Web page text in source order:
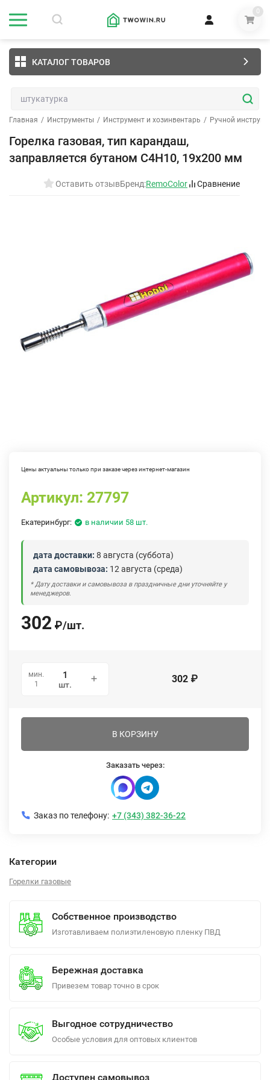
0
КАТАЛОГ ТОВАРОВ
Главная / Инструменты / Инструмент и хозинвентарь / Ручной
Горелка газовая, тип карандаш,
заправляется бутаном С4Н10, 19х200 мм
Оставить отзывБренд:RemoColor Сравнение
Цены актуальны только при заказе через интернет-магазин
Артикул: 27797
Екатеринбург: в наличии 58 шт.
дата доставки: 8 августа (суббота)
дата самовывоза: 12 августа (среда)
* Дату доставки и самовывоза в праздничные дни уточняйте у
менеджеров.
302 ₽/шт.
мин.
1
шт. 302 ₽
В КОРЗИНУ
Заказать через:
Заказ по телефону: +7 (343) 382-36-22
Категории
Горелки газовые
Собственное производство
Изготавливаем полиэтиленовую пленку ПВД
Бережная доставка
Привезем товар точно в срок
Выгодное сотрудничество
Особые условия для оптовых клиентов
Доступен самовывоз